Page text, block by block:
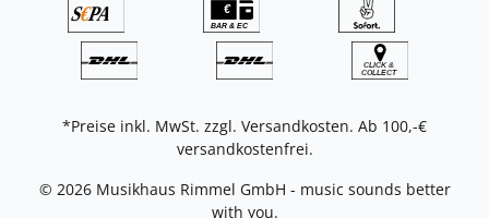
© 2026 Musikhaus Rimmel GmbH - music sounds better
with you.
*Preise inkl. MwSt. zzgl. Versandkosten. Ab 100,-€
versandkostenfrei.